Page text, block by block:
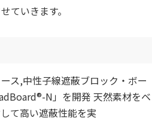
ていきます。
ス,中性子線遮蔽ブロック・ボー
N」を開発 天然素材をベ
て高い遮蔽性能を実